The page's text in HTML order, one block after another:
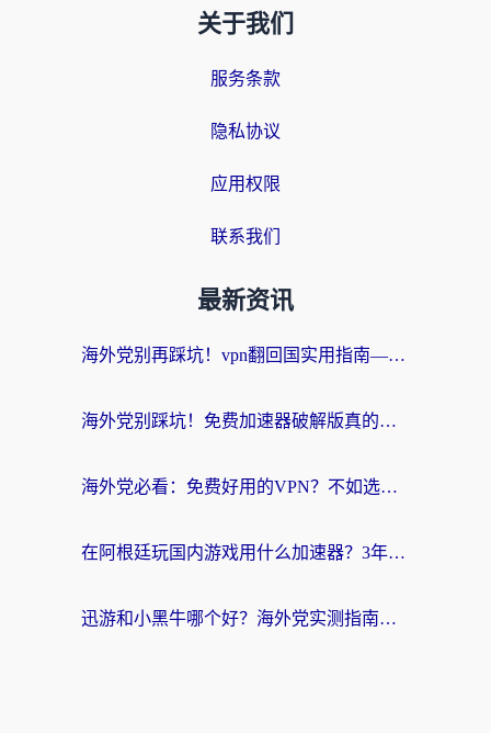
关于我们
服务条款
隐私协议
应用权限
联系我们
最新资讯
海外党别再踩坑！vpn翻回国实用指南——选对加速器，国内资源无缝用
海外党别踩坑！免费加速器破解版真的能用？教你无缝访问国内资源的正确姿势
海外党必看：免费好用的VPN？不如选对转国内加速器实现无缝追剧
在阿根廷玩国内游戏用什么加速器？3年海外党亲测实用指南
迅游和小黑牛哪个好？海外党实测指南，选对中国地址加速器才能无缝刷国内资源